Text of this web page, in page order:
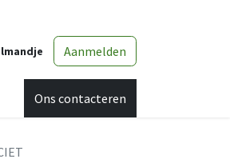
Aanmelden
Ons contacteren